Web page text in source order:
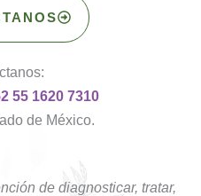
55 1620 7310
de México.
de diagnosticar, tratar,